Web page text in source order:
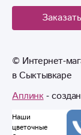
© Интернет-
в Сыктывкаре
Аплинк-
Наши
цветочные